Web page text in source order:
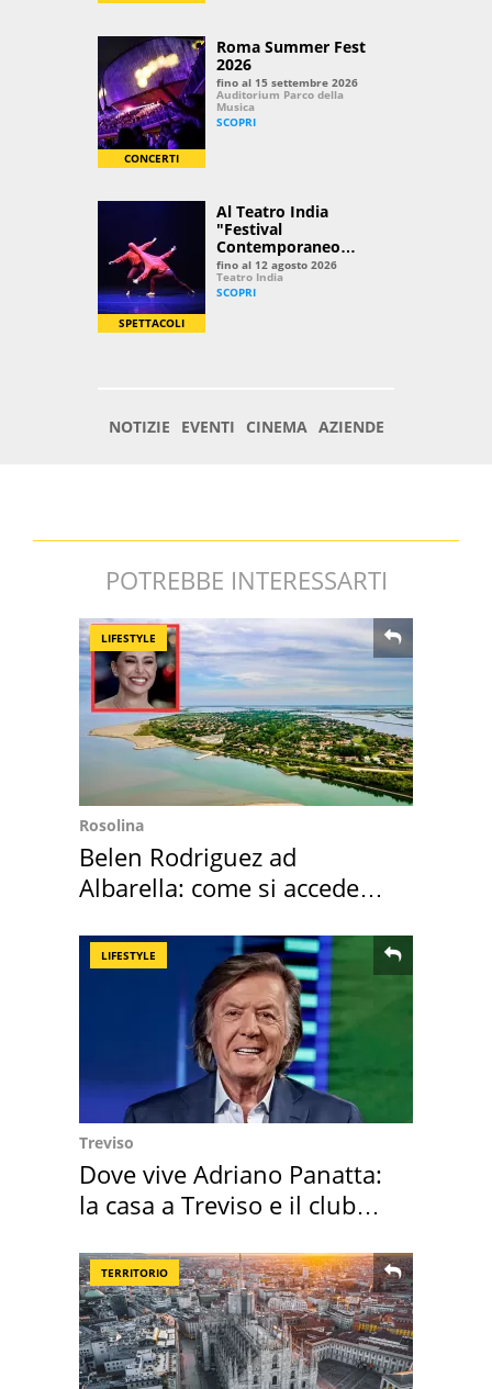
POTREBBE INTERESSARTI
LIFESTYLE
Rosolina
Belen Rodriguez ad
Albarella: come si accede
LIFESTYLE
Treviso
Dove vive Adriano Panatta:
la casa a Treviso e il club
TERRITORIO